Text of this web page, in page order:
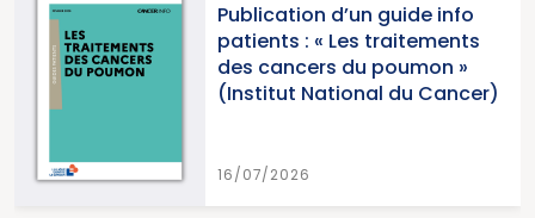
d’un guide info
: « Les traitements
du poumon »
National du Cancer)
cancers
2026
Cancer)